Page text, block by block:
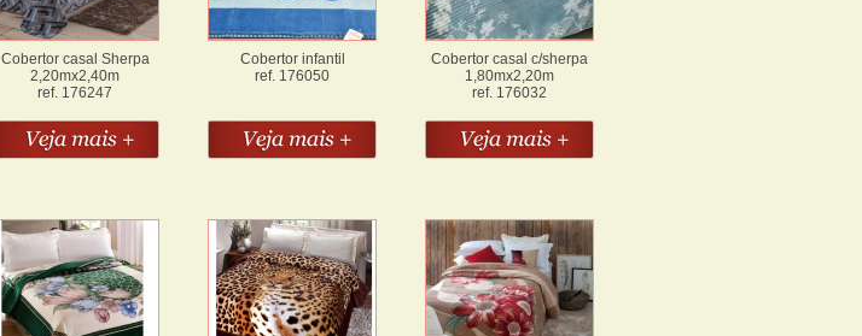
Cobertor casal Sherpa
2,20mx2,40m
ref. 176247
Cobertor infantil
ref. 176050
Cobertor casal c/sherpa
1,80mx2,20m
ref. 176032